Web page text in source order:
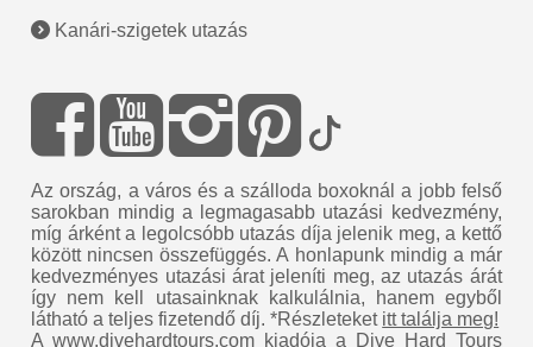
Kanári-szigetek utazás
Az ország, a város és a szálloda boxoknál a jobb felső
sarokban mindig a legmagasabb utazási kedvezmény,
míg árként a legolcsóbb utazás díja jelenik meg, a kettő
között nincsen összefüggés. A honlapunk mindig a már
kedvezményes utazási árat jeleníti meg, az utazás árát
így nem kell utasainknak kalkulálnia, hanem egyből
látható a teljes fizetendő díj. *Részleteket itt találja meg!
A www.divehardtours.com kiadója a
Dive Hard Tours